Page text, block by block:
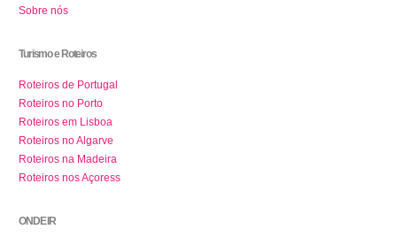
Sobre nós
Turismo e Roteiros
Roteiros de Portugal
Roteiros no Porto
Roteiros em Lisboa
Roteiros no Algarve
Roteiros na Madeira
Roteiros nos Açoress
ONDE IR